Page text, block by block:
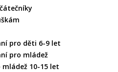
pro děti 6-9 let
pro mládež
10-15 let